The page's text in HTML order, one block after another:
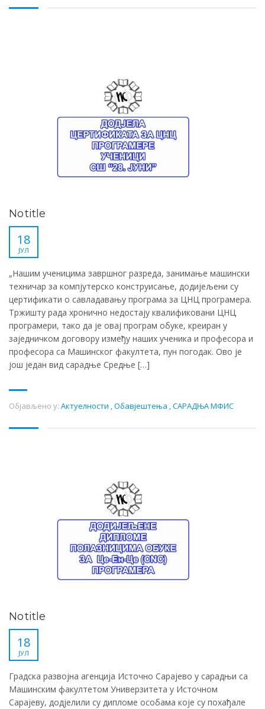
No title
18
ЈУЛ
„Нашим ученицима завршног разреда, занимање машински
техничар за компјутерско конструисање, додијељени су
цертификати о савладавању програма за ЦНЦ програмера.
Тржишту рада хронично недостају квалификовани ЦНЦ
програмери, тако да је овај програм обуке, креиран у
заједничком договору између наших ученика и професора и
професора са Машинског факултета, пун погодак. Ово је
још један вид сарадње Средње […]
Објављено у: Актуелности ,Обавјештења ,САРАДЊА МФИС
No title
18
ЈУЛ
Градска развојна агенција Источно Сарајево у сарадњи са
Машинским факултетом Универзитета у Источном
Сарајеву, додјелили су дипломе особама које су похађале